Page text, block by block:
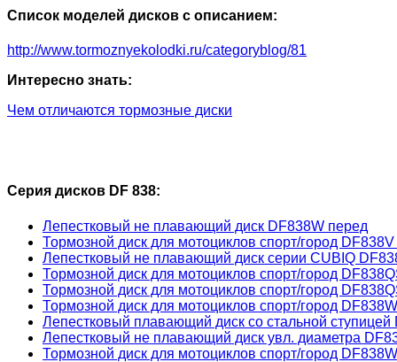
Список моделей дисков с описанием:
http://www.tormoznyekolodki.ru/categoryblog/81
Интересно знать:
Чем отличаются тормозные диски
Серия дисков DF 838:
Лепестковый не плавающий диск DF838W перед
Тормозной диск для мотоциклов спорт/город
Лепестковый не плавающий диск серии CUBIQ
Тормозной диск для мотоциклов спорт/город
Тормозной диск для мотоциклов спорт/город
Тормозной диск для мотоциклов спорт/город
Лепестковый плавающий диск со стальной ступицей
Лепестковый не плавающий диск увл. диаметра
Тормозной диск для мотоциклов спорт/город